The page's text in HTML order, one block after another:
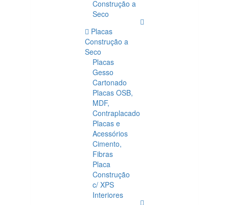
Construção a
Seco
Placas
Construção a
Seco
Placas
Gesso
Cartonado
Placas OSB,
MDF,
Contraplacado
Placas e
Acessórios
Cimento,
Fibras
Placa
Construção
c/ XPS
Interiores